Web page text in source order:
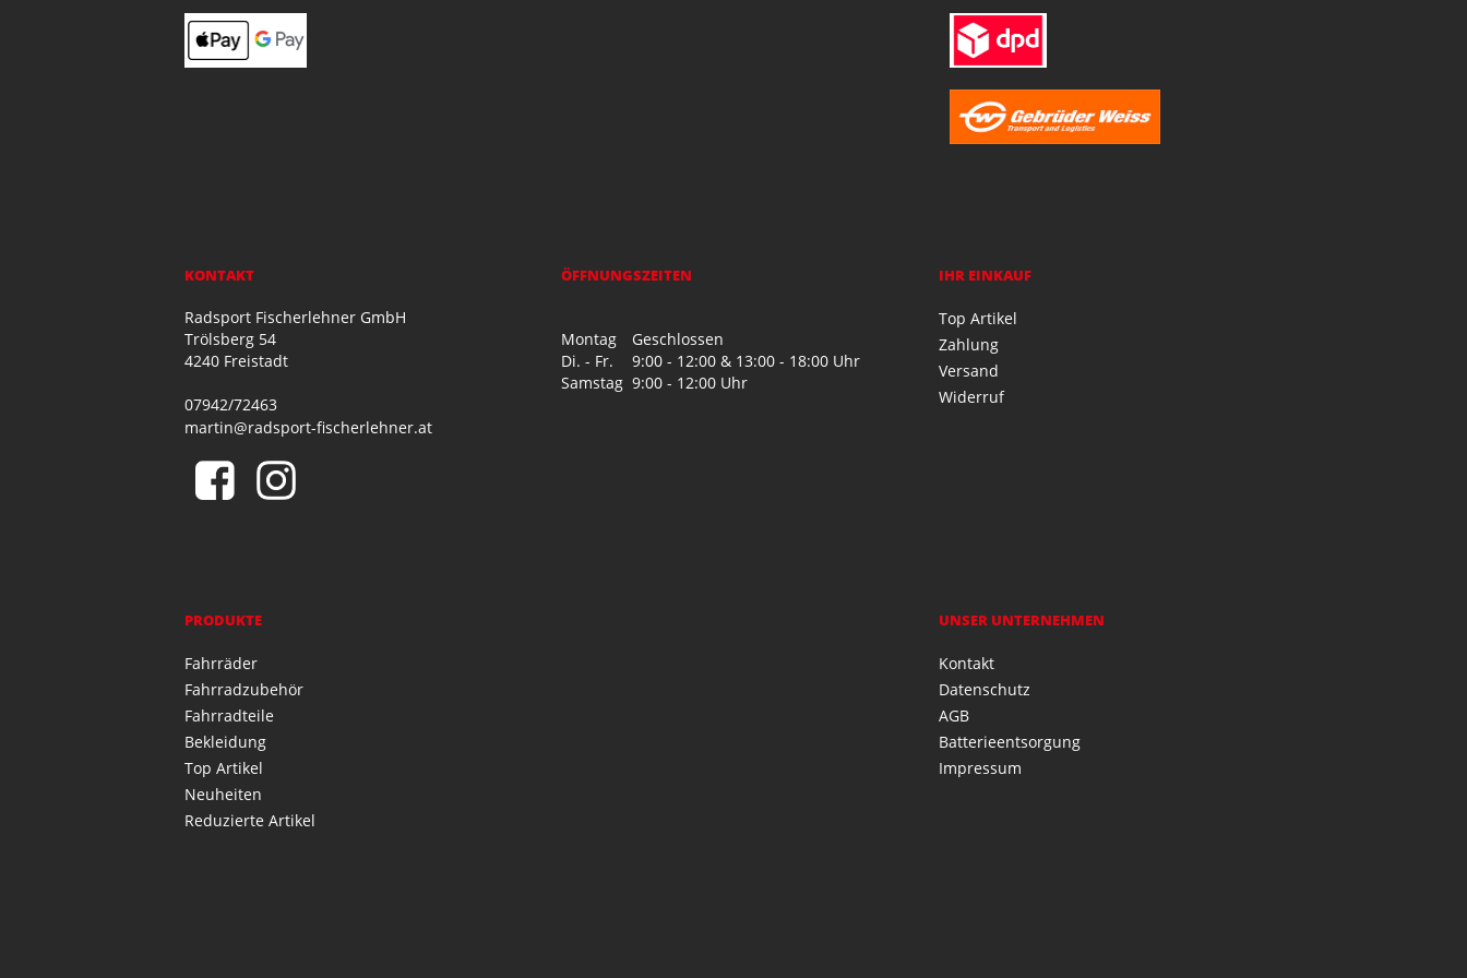
KONTAKT
Radsport Fischerlehner GmbH
Trölsberg 54
4240 Freistadt
07942/72463
martin@radsport-fischerlehner.at
ÖFFNUNGSZEITEN
Montag
Geschlossen
Di. - Fr.
9:00 - 12:00 & 13:00 - 18:00 Uhr
Samstag9:00 - 12:00 Uhr
IHR EINKAUF
Top Artikel
Zahlung
Versand
Widerruf
PRODUKTE
Fahrräder
Fahrradzubehör
Fahrradteile
Bekleidung
Top Artikel
Neuheiten
Reduzierte Artikel
UNSER UNTERNEHMEN
Kontakt
Datenschutz
AGB
Batterieentsorgung
Impressum